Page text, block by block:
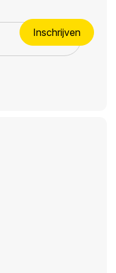
Inschrijven